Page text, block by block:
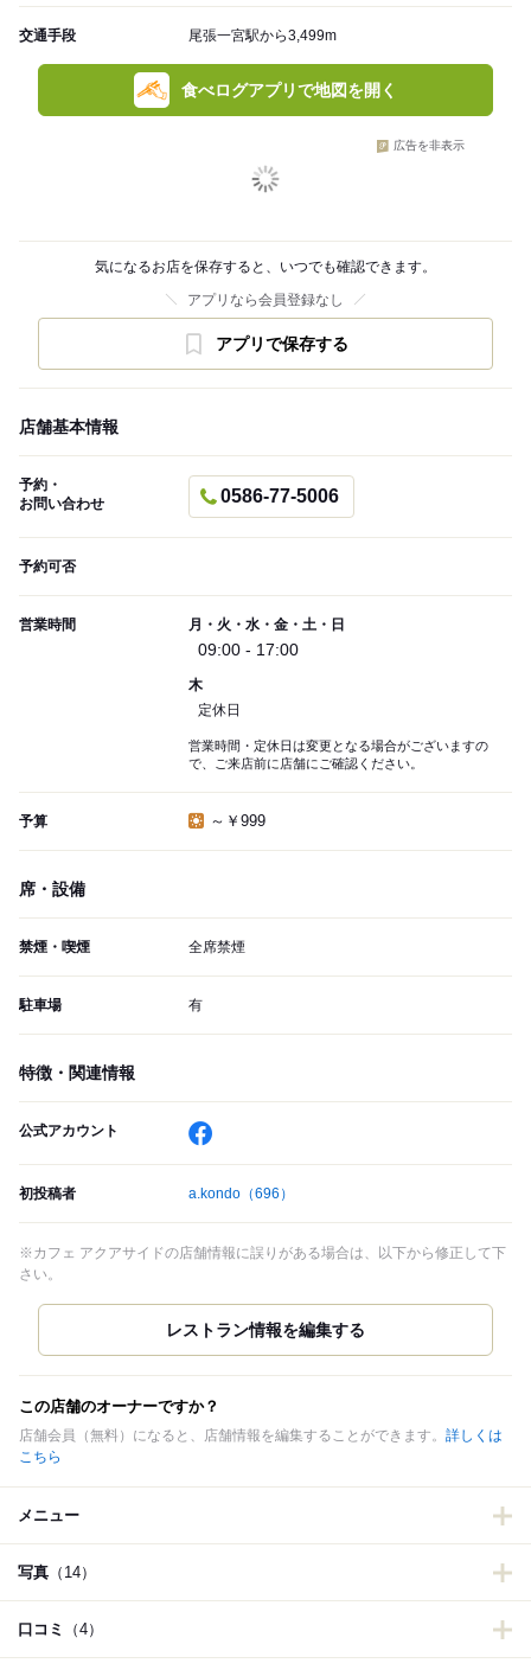
交通手段 尾張一宮駅から3,499m
食べログアプリで地図を開く
広告を非表示
気になるお店を保存すると、いつでも確認できます。
アプリなら会員登録なし
アプリで保存する
店舗基本情報
予約・
お問い合わせ
0586-77-5006
予約可否
営業時間 月・火・水・金・土・日
09:00 - 17:00
木
定休日
営業時間・定休日は変更となる場合がございますの
で、ご来店前に店舗にご確認ください。
予算 ～￥999
席・設備
禁煙・喫煙 全席禁煙
駐車場 有
特徴・関連情報
公式アカウント
初投稿者 a.kondo （696）
※カフェ アクアサイドの店舗情報に誤りがある場合は、以下から修正して下
さい。
この店舗のオーナーですか？
店舗会員（無料）になると、店舗情報を編集することができます。 詳しくは
こちら
メニュー
写真 （14）
口コミ （4）